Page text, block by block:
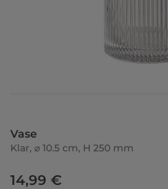
Vase
Klar, ⌀ 10.5 cm, H 250 mm
14,99 €